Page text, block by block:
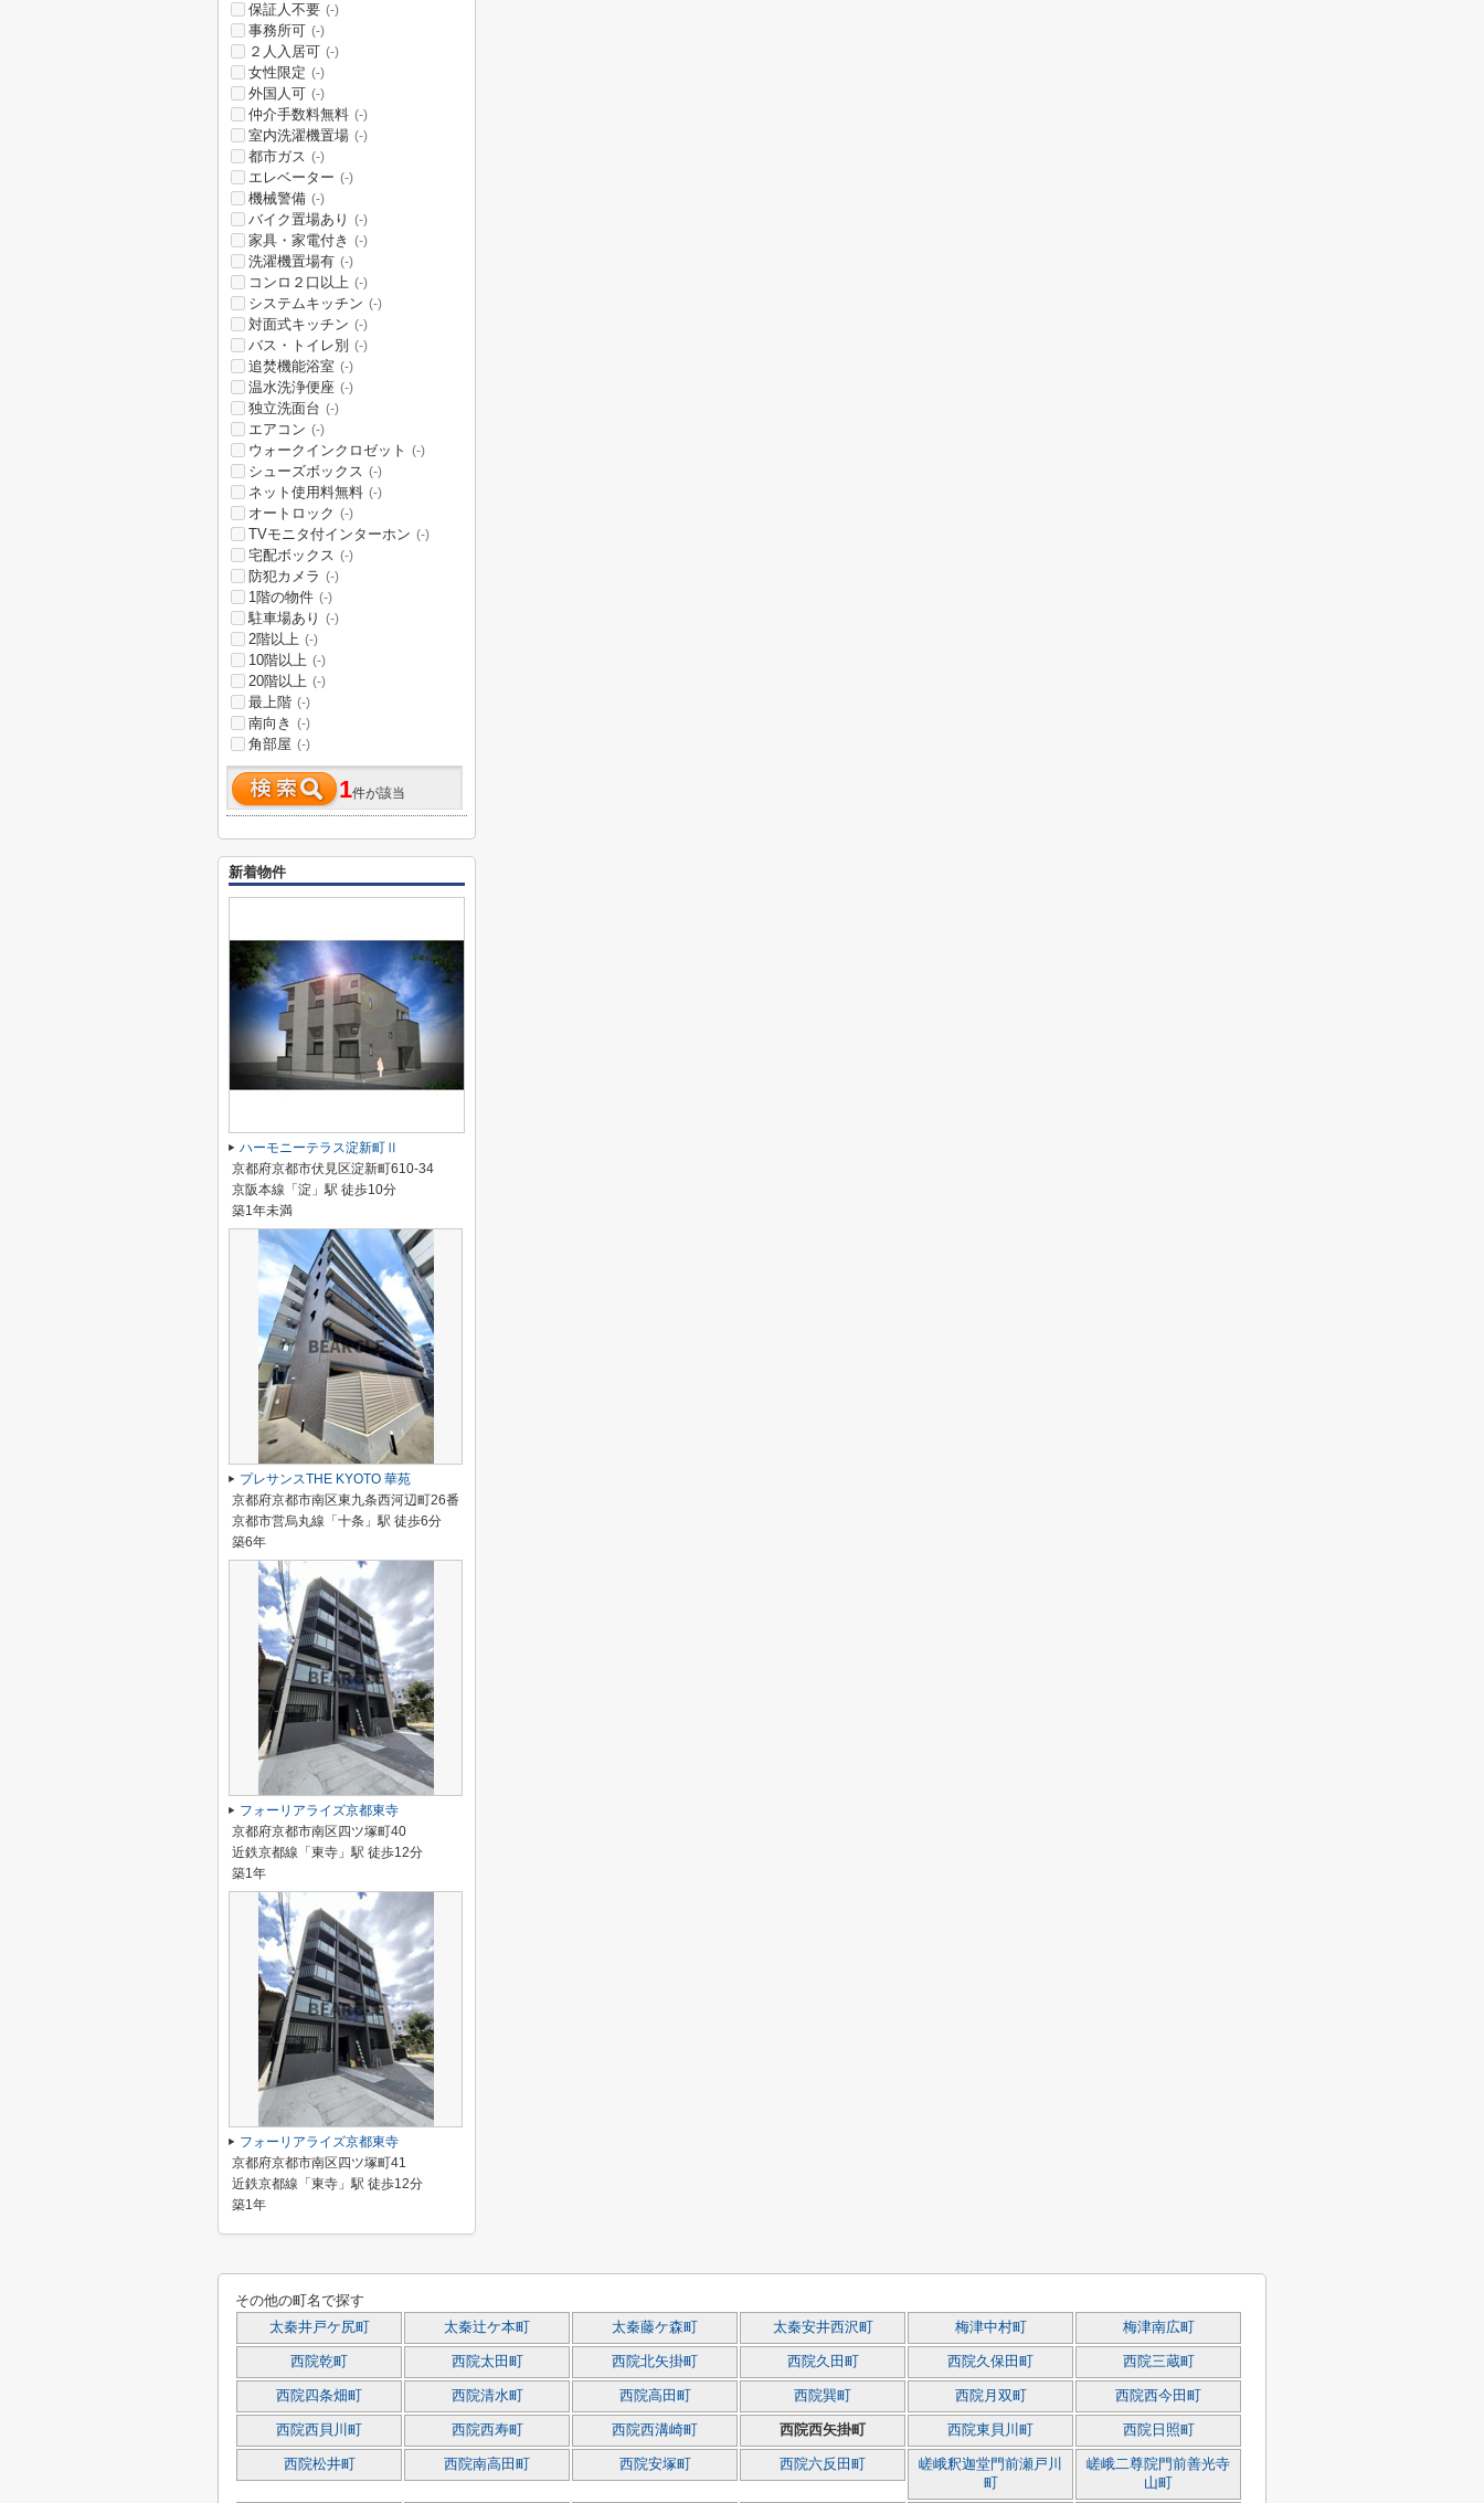
保証人不要 (-)
事務所可 (-)
２人入居可 (-)
女性限定 (-)
外国人可 (-)
仲介手数料無料 (-)
室内洗濯機置場 (-)
都市ガス (-)
エレベーター (-)
機械警備 (-)
バイク置場あり (-)
家具・家電付き (-)
洗濯機置場有 (-)
コンロ２口以上 (-)
システムキッチン (-)
対面式キッチン (-)
バス・トイレ別 (-)
追焚機能浴室 (-)
温水洗浄便座 (-)
独立洗面台 (-)
エアコン (-)
ウォークインクロゼット (-)
シューズボックス (-)
ネット使用料無料 (-)
オートロック (-)
TVモニタ付インターホン (-)
宅配ボックス (-)
防犯カメラ (-)
1階の物件 (-)
駐車場あり (-)
2階以上 (-)
10階以上 (-)
20階以上 (-)
最上階 (-)
南向き (-)
角部屋 (-)
1件が該当
新着物件
ハーモニーテラス淀新町Ⅱ
京都府京都市伏見区淀新町610-34
京阪本線「淀」駅 徒歩10分
築1年未満
プレサンスTHE KYOTO 華苑
京都府京都市南区東九条西河辺町26番
京都市営烏丸線「十条」駅 徒歩6分
築6年
フォーリアライズ京都東寺
京都府京都市南区四ツ塚町40
近鉄京都線「東寺」駅 徒歩12分
築1年
フォーリアライズ京都東寺
京都府京都市南区四ツ塚町41
近鉄京都線「東寺」駅 徒歩12分
築1年
その他の町名で探す
太秦井戸ケ尻町 太秦辻ケ本町 太秦藤ケ森町 太秦安井西沢町 梅津中村町 梅津南広町
西院乾町 西院太田町 西院北矢掛町 西院久田町 西院久保田町 西院三蔵町
西院四条畑町 西院清水町 西院高田町 西院巽町 西院月双町 西院西今田町
西院西貝川町 西院西寿町 西院西溝崎町 西院西矢掛町 西院東貝川町 西院日照町
西院松井町 西院南高田町 西院安塚町 西院六反田町
嵯峨釈迦堂門前瀬戸川
町
嵯峨二尊院門前善光寺
山町